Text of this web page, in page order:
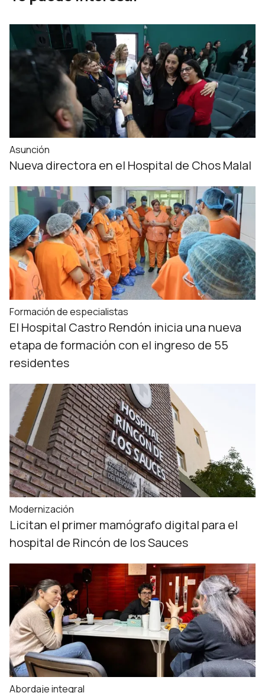
Asunción
Nueva directora en el Hospital de Chos Malal
Formación de especialistas
El Hospital Castro Rendón inicia una nueva
etapa de formación con el ingreso de 55
residentes
Modernización
Licitan el primer mamógrafo digital para el
hospital de Rincón de los Sauces
Abordaje integral